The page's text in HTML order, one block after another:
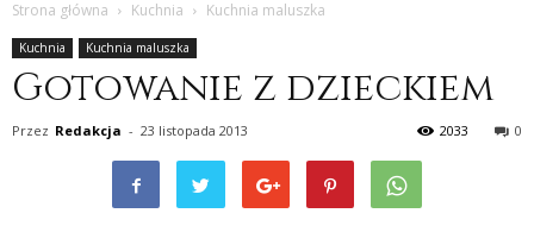
Strona główna Kuchnia Kuchnia maluszka
Kuchnia Kuchnia maluszka
Gotowanie z dzieckiem
Przez Redakcja - 23 listopada 2013 0
2033